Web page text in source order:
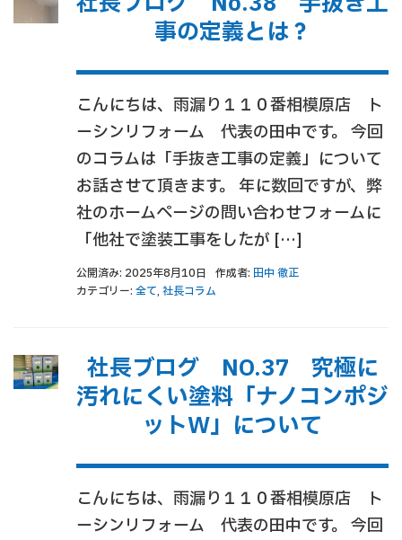
事の定義とは？
こんにちは、雨漏り１１０番相模原店 ト
ーシンリフォーム 代表の田中です。 今回
のコラムは「手抜き工事の定義」について
お話させて頂きます。 年に数回ですが、弊
社のホームページの問い合わせフォームに
「他社で塗装工事をしたが […]
公開済み: 2025年8月10日 作成者: 田中 徹正
カテゴリー: 全て, 社長コラム
社長ブログ NO.37 究極に
汚れにくい塗料「ナノコンポジ
ットW」について
こんにちは、雨漏り１１０番相模原店 ト
ーシンリフォーム 代表の田中です。 今回